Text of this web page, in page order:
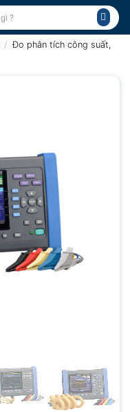
/ Đo phân tích công suất,